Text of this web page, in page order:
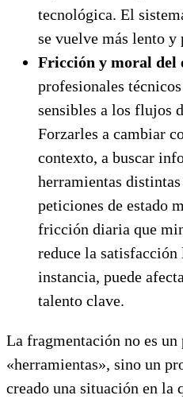
tecnológica. El
se vuelve más lento y
Fricción y moral del
profesionales
sensibles a los flujos
Forzarles a cambiar
contexto, a buscar
herramientas distintas
peticiones de estado
fricción diaria que
reduce la
instancia, puede
talento clave.
La fragmentación no es un
«herramientas», sino un
creado una situación en la